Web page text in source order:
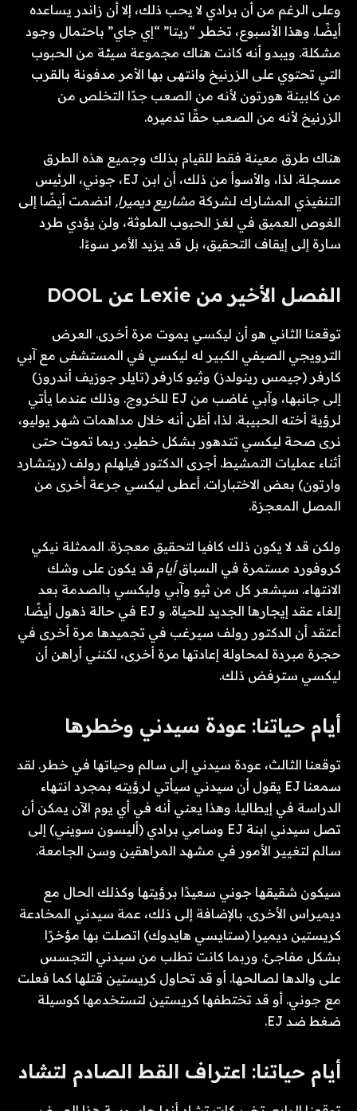
وعلى الرغم من أن برادي لا يحب ذلك، إلا أن زاندر يساعده
أيضًا. وهذا الأسبوع، تخطر “ريتا” “إي جاي” باحتمال وجود
مشكلة. ويبدو أنه كانت هناك مجموعة سيئة من الحبوب
التي تحتوي على الزرنيخ وانتهى بها الأمر مدفونة بالقرب
من كابينة هورتون لأنه من الصعب جدًا التخلص من
الزرنيخ لأنه من الصعب حقًا تدميره.
هناك طرق معينة فقط للقيام بذلك وجميع هذه الطرق
مسجلة. لذا، والأسوأ من ذلك، أن ابن EJ، جوني، الرئيس
التنفيذي المشارك لشركة مشاريع ديميرا, انضمت أيضًا إلى
الغوص العميق في لغز الحبوب الملوثة، ولن يؤدي طرد
سارة إلى إيقاف التحقيق، بل قد يزيد الأمر سوءًا.
الفصل الأخير من Lexie عن DOOL
توقعنا الثاني هو أن ليكسي يموت مرة أخرى. العرض
الترويجي الصيفي الكبير له ليكسي في المستشفى مع آبي
كارفر (جيمس رينولدز) وثيو كارفر (تايلر جوزيف أندروز)
إلى جانبها، وآبي غاضب من EJ للخروج. وذلك عندما يأتي
لرؤية أخته الحبيبة. لذا، أظن أنه خلال مداهمات شهر يوليو،
نرى صحة ليكسي تتدهور بشكل خطير. ربما تموت حتى
أثناء عمليات التمشيط. أجرى الدكتور فيلهلم رولف (ريتشارد
وارتون) بعض الاختبارات. أعطى ليكسي جرعة أخرى من
المصل المعجزة.
ولكن قد لا يكون ذلك كافيا لتحقيق معجزة. الممثلة نيكي
كروفورد مستمرة في السباقأيام قد يكون على وشك
الانتهاء. سيشعر كل من ثيو وآبي وليكسي بالصدمة بعد
إلغاء عقد إيجارها الجديد للحياة. و EJ في حالة ذهول أيضًا.
أعتقد أن الدكتور رولف سيرغب في تجميدها مرة أخرى في
حجرة مبردة لمحاولة إعادتها مرة أخرى، لكنني أراهن أن
ليكسي سترفض ذلك.
أيام حياتنا: عودة سيدني وخطرها
توقعنا الثالث، عودة سيدني إلى سالم وحياتها في خطر. لقد
سمعنا EJ يقول أن سيدني سيأتي لرؤيته بمجرد انتهاء
الدراسة في إيطاليا. وهذا يعني أنه في أي يوم الآن يمكن أن
تصل سيدني ابنة EJ وسامي برادي (أليسون سويني) إلى
سالم لتغيير الأمور في مشهد المراهقين وسن الجامعة.
سيكون شقيقها جوني سعيدًا برؤيتها وكذلك الحال مع
ديميراس الأخرى. بالإضافة إلى ذلك، عمة سيدني المخادعة
كريستين ديميرا (ستايسي هايدوك) اتصلت بها مؤخرًا
بشكل مفاجئ. وربما كانت تطلب من سيدني التجسس
على والدها لصالحها. أو قد تحاول كريستين قتلها كما فعلت
مع جوني. أو قد تختطفها كريستين لتستخدمها كوسيلة
ضغط ضد EJ.
أيام حياتنا: اعتراف القط الصادم لتشاد